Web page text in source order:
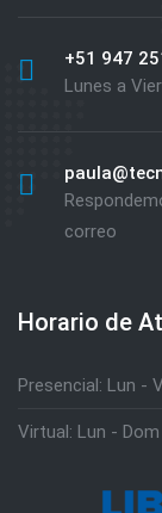
+51 947
Lunes a
correo
Horario de
Presencial: Lun -
Virtual: Lun - Dom